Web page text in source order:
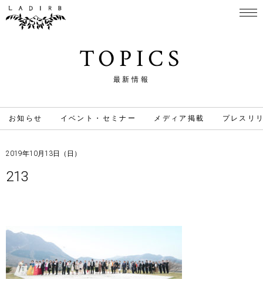
TOPICS
最新情報
お知らせ イベント・セミナー メディア掲載 プレスリ
2019年10月13日（日）
213